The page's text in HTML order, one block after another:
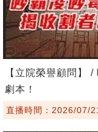
【立院榮譽顧問】
劇本！
直播時間：2026/07/